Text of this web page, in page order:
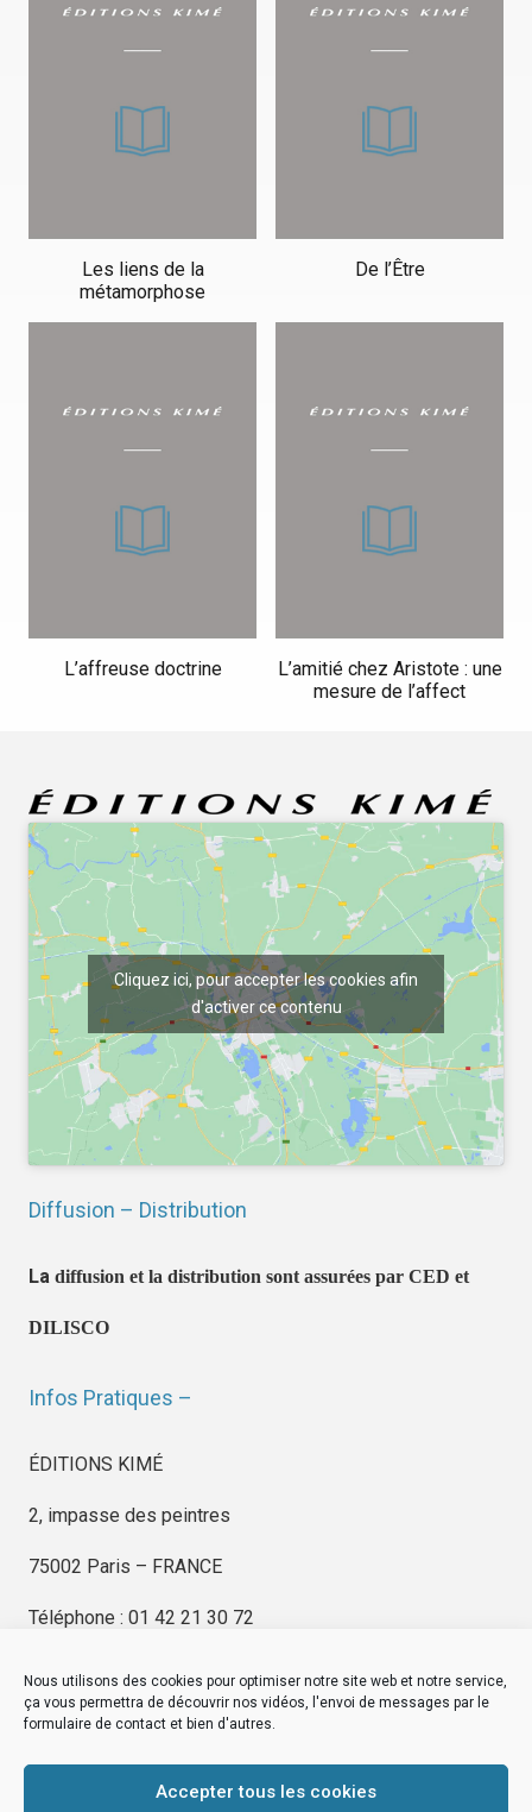
Nous utilisons des cookies pour optimiser notre site web et notre service,
ça vous permettra de découvrir nos vidéos, l'envoi de messages par le
formulaire de contact et bien d'autres.
Accepter tous les cookies
Les liens de la
métamorphose
De l’Être
L’affreuse doctrine
L’amitié chez Aristote : une
mesure de l’affect
Cliquez ici, pour accepter les cookies afin
d'activer ce contenu
Diffusion – Distribution
La diffusion et la distribution sont assurées par CED et
DILISCO
Infos Pratiques –
ÉDITIONS KIMÉ
2, impasse des peintres
75002 Paris – FRANCE
Téléphone : 01 42 21 30 72
EDITIONS KIMÉ
Mentions Légales
© byeDovel.com